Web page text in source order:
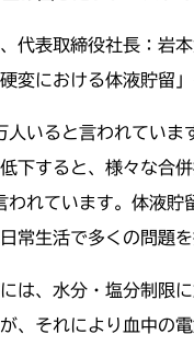
代表取締役社長：岩
変における体液貯留
いると言われてい
下すると、様々な合
れています。体液
常生活で多くの問題
は、水分・塩分制限
、それにより血中の